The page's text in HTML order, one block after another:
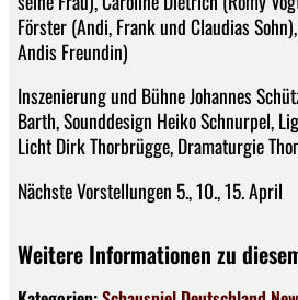
Förster (Andi, Frank und Claudias
Andis Freundin)
Inszenierung und Bühne Johannes
Barth, Sounddesign Heiko Schnurpel,
Licht Dirk Thorbrügge, Dramaturgie
Nächste Vorstellungen 5., 10., 15. April
Weitere Informationen zu